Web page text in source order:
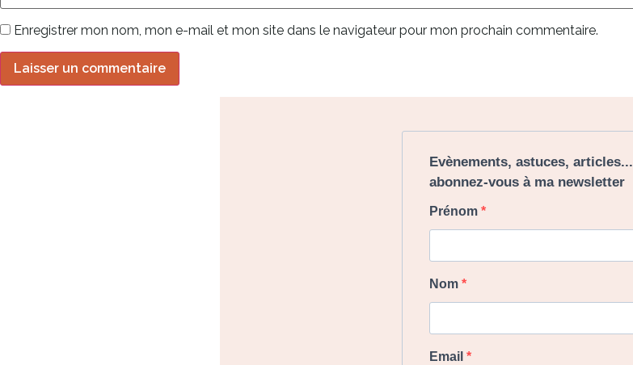
Enregistrer mon nom, mon e-mail et mon site dans le navigateur pour mon prochain commentaire.
Evènements, astuces, articles...
abonnez-vous à ma newsletter
Prénom
Nom
Email